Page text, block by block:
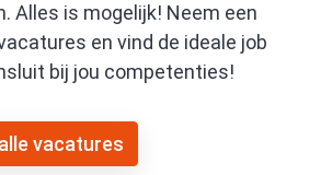
Alles is mogelijk! Neem een
en vind de ideale job
bij jou competenties!
vacatures